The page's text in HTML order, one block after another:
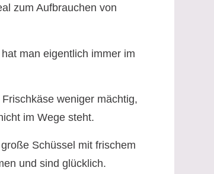
zum Aufbrauchen von
man eigentlich immer im
weniger mächtig,
im Wege steht.
Schüssel mit frischem
und sind glücklich.